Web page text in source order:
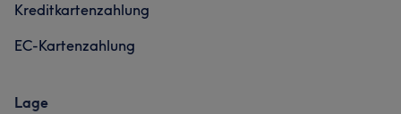
Kreditkartenzahlung
EC-Kartenzahlung
Lage